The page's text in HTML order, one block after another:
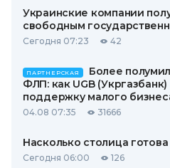
Украинские компании
свободным
Сегодня 07:23 42
ПАРТНЕРСКАЯ
Более
ФЛП: как UGB
поддержку малого
04.08 07:35 31666
Насколько столица
Сегодня 06:00 126